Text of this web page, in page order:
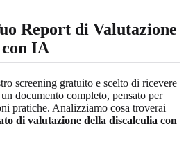
Report di Valutazione
IA
screening gratuito e scelto di ricevere
documento completo, pensato per
pratiche. Analizziamo cosa troverai
di valutazione della discalculia con